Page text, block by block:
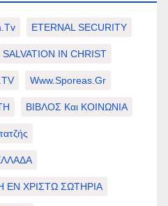
ETERNAL SECURITY
SALVATION IN CHRIST
Www.sporeas.gr
ΒΙΒΛΟΣ Και ΚΟΙΝΩΝΙΑ
ΕΝ ΧΡΙΣΤΩ ΣΩΤΗΡΙΑ